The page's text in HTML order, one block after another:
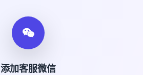
添加客服微信